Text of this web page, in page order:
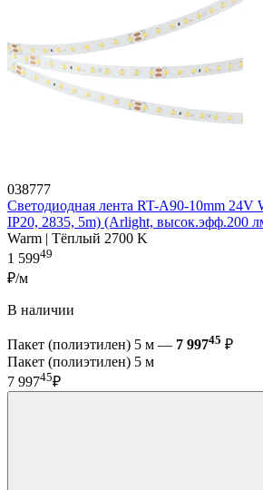
038777
Светодиодная лента RT-A90-10mm 24V
IP20, 2835, 5m) (Arlight, высок.эфф.200
Warm | Тёплый 2700 K
1 59949
₽/м
В наличии
Пакет (полиэтилен) 5 м — 7 99745 ₽
Пакет (полиэтилен) 5 м
7 99745₽